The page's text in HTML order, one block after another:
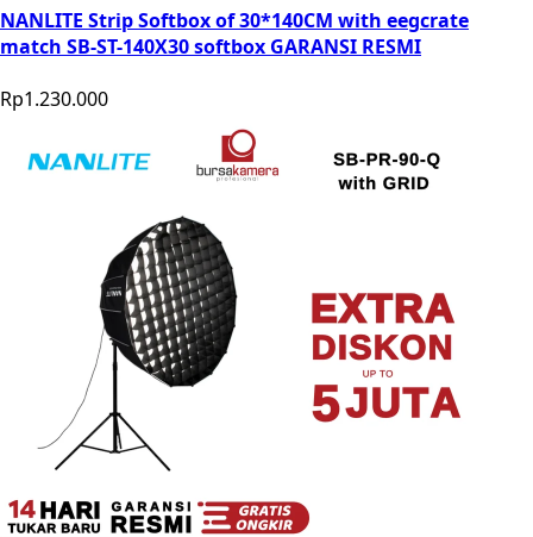
NANLITE Strip Softbox of 30*140CM with eegcrate
match SB-ST-140X30 softbox GARANSI RESMI
Rp1.230.000